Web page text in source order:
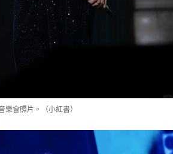
會照片。（小紅書）